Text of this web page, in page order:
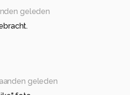
geleden
geleden